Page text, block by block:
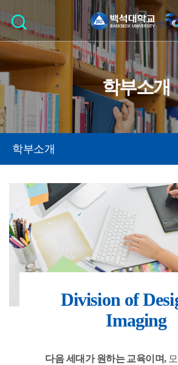
학부소개
학부소개
Division of
Imaging
다음 세대가 원하는 교육이며,모